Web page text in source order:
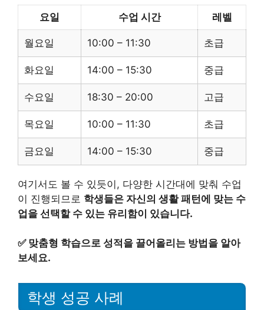
요일 수업 시간 레벨
월요일 10:00 – 11:30 초급
화요일 14:00 – 15:30 중급
수요일 18:30 – 20:00 고급
목요일 10:00 – 11:30 초급
금요일 14:00 – 15:30 중급
여기서도 볼 수 있듯이, 다양한 시간대에 맞춰 수업
이 진행되므로 학생들은 자신의 생활 패턴에 맞는 수
업을 선택할 수 있는 유리함이 있습니다.
✅ 맞춤형 학습으로 성적을 끌어올리는 방법을 알아
보세요.
학생 성공 사례